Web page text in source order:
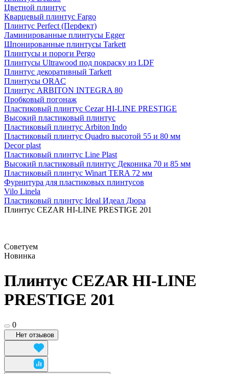
Цветной плинтус
Кварцевый плинтус Fargo
Плинтус Perfect (Перфект)
Ламинированные плинтусы Egger
Шпонированные плинтусы Tarkett
Плинтусы и пороги Pergo
Плинтусы Ultrawood под покраску из LDF
Плинтус декоративный Tarkett
Плинтусы ORAC
Плинтус ARBITON INTEGRA 80
Пробковый погонаж
Пластиковый плинтус Cezar HI-LINE PRESTIGE
Высокий пластиковый плинтус
Пластиковый плинтус Arbiton Indo
Пластиковый плинтус Quadro высотой 55 и 80 мм
Decor plast
Пластиковый плинтус Line Plast
Высокий пластиковый плинтус Деконика 70 и 85 мм
Пластиковый плинтус Winart TERA 72 мм
Фурнитура для пластиковых плинтусов
Vilo Linela
Пластиковый плинтус Ideal Идеал Дюра
Плинтус CEZAR HI-LINE PRESTIGE 201
Советуем
Новинка
Плинтус CEZAR HI-LINE
PRESTIGE 201
0
Нет отзывов